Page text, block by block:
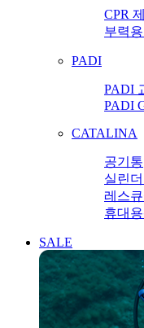
CPR
부력
PADI
PADI
PADI
CATALINA
공기통
실린
레스
휴대
SALE